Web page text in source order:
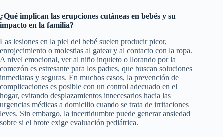
¿Qué implican las erupciones cutáneas en bebés y su
impacto en la familia?
Las lesiones en la piel del bebé suelen producir picor,
enrojecimiento o molestias al gatear y al contacto con la ropa.
A nivel emocional, ver al niño inquieto o llorando por la
comezón es estresante para los padres, que buscan soluciones
inmediatas y seguras. En muchos casos, la prevención de
complicaciones es posible con un control adecuado en el
hogar, evitando desplazamientos innecesarios hacia las
urgencias médicas a domicilio cuando se trata de irritaciones
leves. Sin embargo, la incertidumbre puede generar ansiedad
sobre si el brote exige evaluación pediátrica.